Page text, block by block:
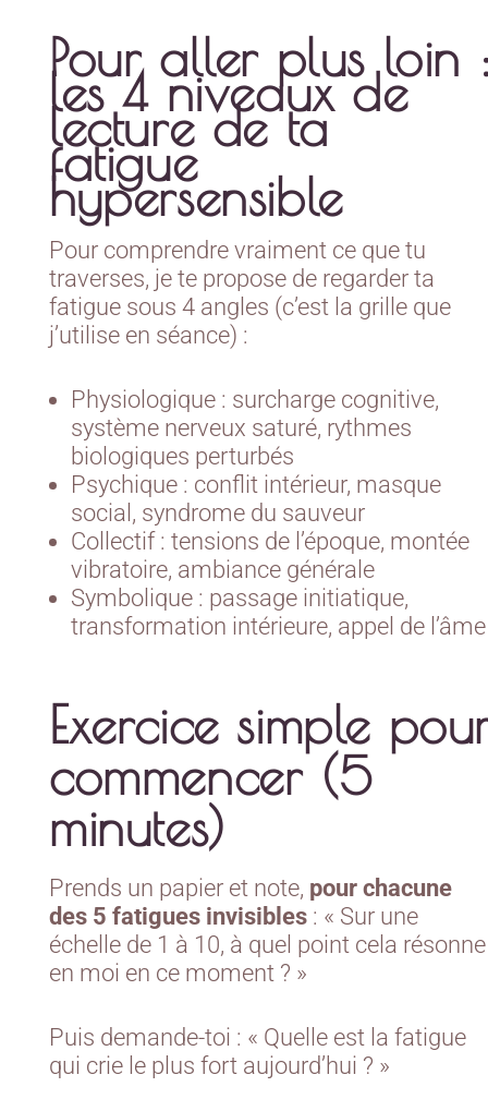
Pour aller plus loin
les 4 niveaux de
lecture de ta
fatigue
hypersensible
Pour comprendre vraiment ce que tu
traverses, je te propose de regarder ta
fatigue sous 4 angles (c’est la grille que
j’utilise en séance) :
Physiologique : surcharge cognitive,
système nerveux saturé, rythmes
biologiques perturbés
Psychique : conflit intérieur, masque
social, syndrome du sauveur
Collectif : tensions de l’époque, montée
vibratoire, ambiance générale
Symbolique : passage initiatique,
transformation intérieure, appel de l’âme
Exercice simple
commencer (5
minutes)
Prends un papier et note, pour chacune
des 5 fatigues invisibles : « Sur une
échelle de 1 à 10, à quel point cela résonne
en moi en ce moment ? »
Puis demande-toi : « Quelle est la fatigue
qui crie le plus fort aujourd’hui ? »